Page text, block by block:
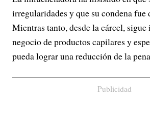
irregularidades y que su condena fue
Mientras tanto, desde la cárcel,
negocio de productos capilares y
pueda lograr una reducción de la
Publicidad